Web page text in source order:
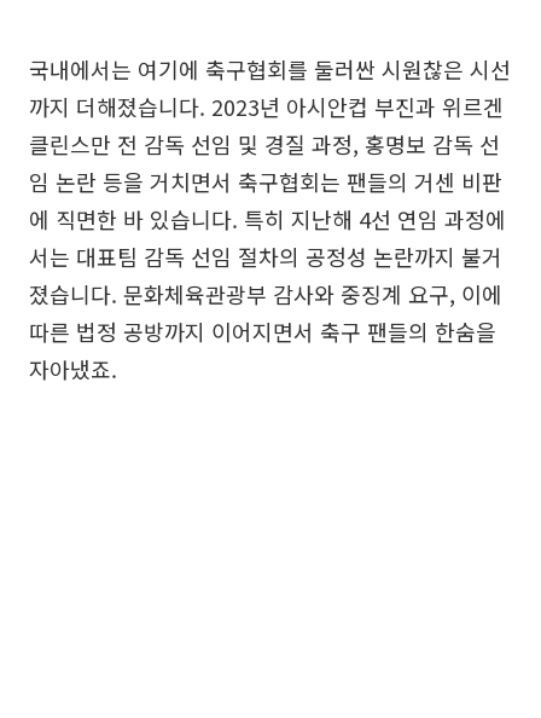
국내에서는 여기에 축구협회를 둘러싼 시원찮은 시선
까지 더해졌습니다. 2023년 아시안컵 부진과 위르겐
클린스만 전 감독 선임 및 경질 과정, 홍명보 감독 선
임 논란 등을 거치면서 축구협회는 팬들의 거센 비판
에 직면한 바 있습니다. 특히 지난해 4선 연임 과정에
서는 대표팀 감독 선임 절차의 공정성 논란까지 불거
졌습니다. 문화체육관광부 감사와 중징계 요구, 이에
따른 법정 공방까지 이어지면서 축구 팬들의 한숨을
자아냈죠.